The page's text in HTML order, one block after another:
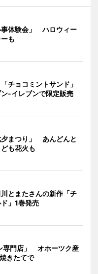
事体験会」 ハロウィー
も
チョコミントサンド」
-イレブンで限定販売
夕まつり」 あんどんと
も花火も
とまたさんの新作「チ
」1巻発売
専門店」 オホーツク産
きたてで